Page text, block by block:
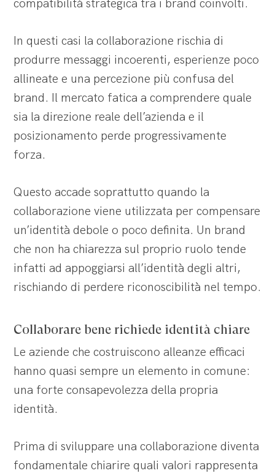
compatibilità strategica tra i brand coinvolti.
In questi casi la collaborazione rischia di
produrre messaggi incoerenti, esperienze poco
allineate e una percezione più confusa del
brand. Il mercato fatica a comprendere quale
sia la direzione reale dell’azienda e il
posizionamento perde progressivamente
forza.
Questo accade soprattutto quando la
collaborazione viene utilizzata per compensare
un’identità debole o poco definita. Un brand
che non ha chiarezza sul proprio ruolo tende
infatti ad appoggiarsi all’identità degli altri,
rischiando di perdere riconoscibilità nel tempo.
Collaborare bene richiede identità chiare
Le aziende che costruiscono alleanze efficaci
hanno quasi sempre un elemento in comune:
una forte consapevolezza della propria
identità.
Prima di sviluppare una collaborazione diventa
fondamentale chiarire quali valori rappresenta